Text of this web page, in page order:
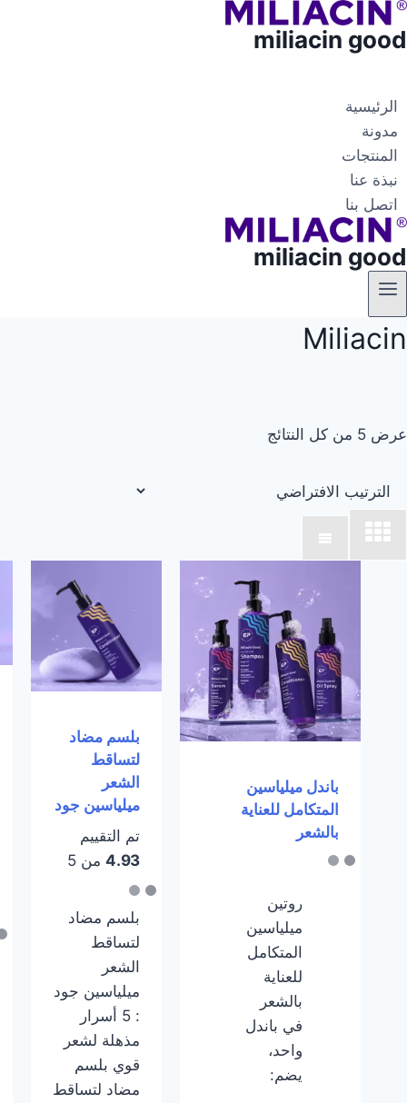
miliacin good
الرئيسية
مدونة
المنتجات
نبذة عنا
اتصل بنا
miliacin good
Miliacin
عرض ⁦5⁩ من كل النتائج
باندل ميلياسين
المتكامل للعناية
بالشعر
روتين
ميلياسين
المتكامل
للعناية
بالشعر
في باندل
واحد،
يضم:
بلسم مضاد
لتساقط
الشعر
ميلياسين جود
تم التقييم
4.93 من 5
بلسم مضاد
لتساقط
الشعر
ميلياسين جود
: 5 أسرار
مذهلة لشعر
قوي بلسم
مضاد لتساقط